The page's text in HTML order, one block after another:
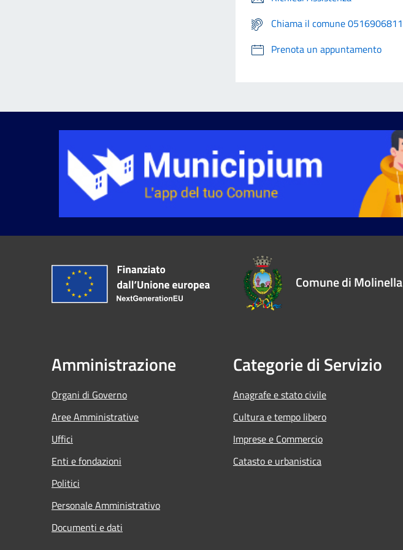
Chiama il comune 0516906811
Prenota un appuntamento
Comune di Molinella
Amministrazione
Organi di Governo
Aree Amministrative
Uffici
Enti e fondazioni
Politici
Personale Amministrativo
Documenti e dati
Categorie di Servizio
Anagrafe e stato civile
Cultura e tempo libero
Imprese e Commercio
Catasto e urbanistica